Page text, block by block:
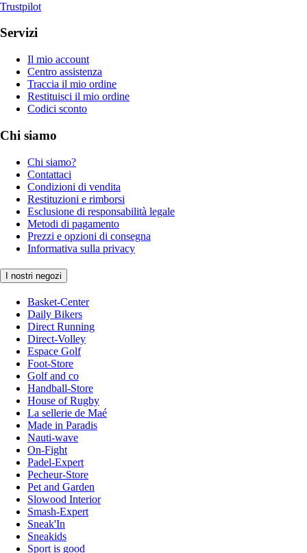
Trustpilot
Servizi
Il mio account
Centro assistenza
Traccia il mio ordine
Restituisci il mio ordine
Codici sconto
Chi siamo
Chi siamo?
Contattaci
Condizioni di vendita
Restituzioni e rimborsi
Esclusione di responsabilità legale
Metodi di pagamento
Prezzi e opzioni di consegna
Informativa sulla privacy
I nostri negozi
Basket-Center
Daily Bikers
Direct Running
Direct-Volley
Espace Golf
Foot-Store
Golf and co
Handball-Store
House of Rugby
La sellerie de Maé
Made in Paradis
Nauti-wave
On-Fight
Padel-Expert
Pecheur-Store
Pet and Garden
Slowood Interior
Smash-Expert
Sneak'In
Sneakids
Sport is good